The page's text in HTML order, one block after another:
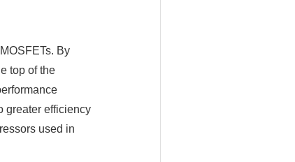
By
top of the
greater efficiency
used in